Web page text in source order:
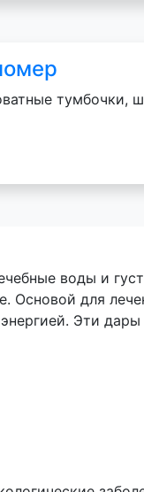
тумбочки,
воды и
Основой для
Эти